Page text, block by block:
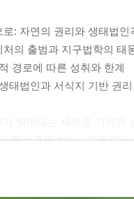
: 자연의 권리와 생태법인
의 출범과 지구법학의 태
경로에 따른 성취와 한계
태법인과 서식지 기반 권
: 문화콘텐츠와 소프트파워
의 에너지 탐식과 ‘그린A I’